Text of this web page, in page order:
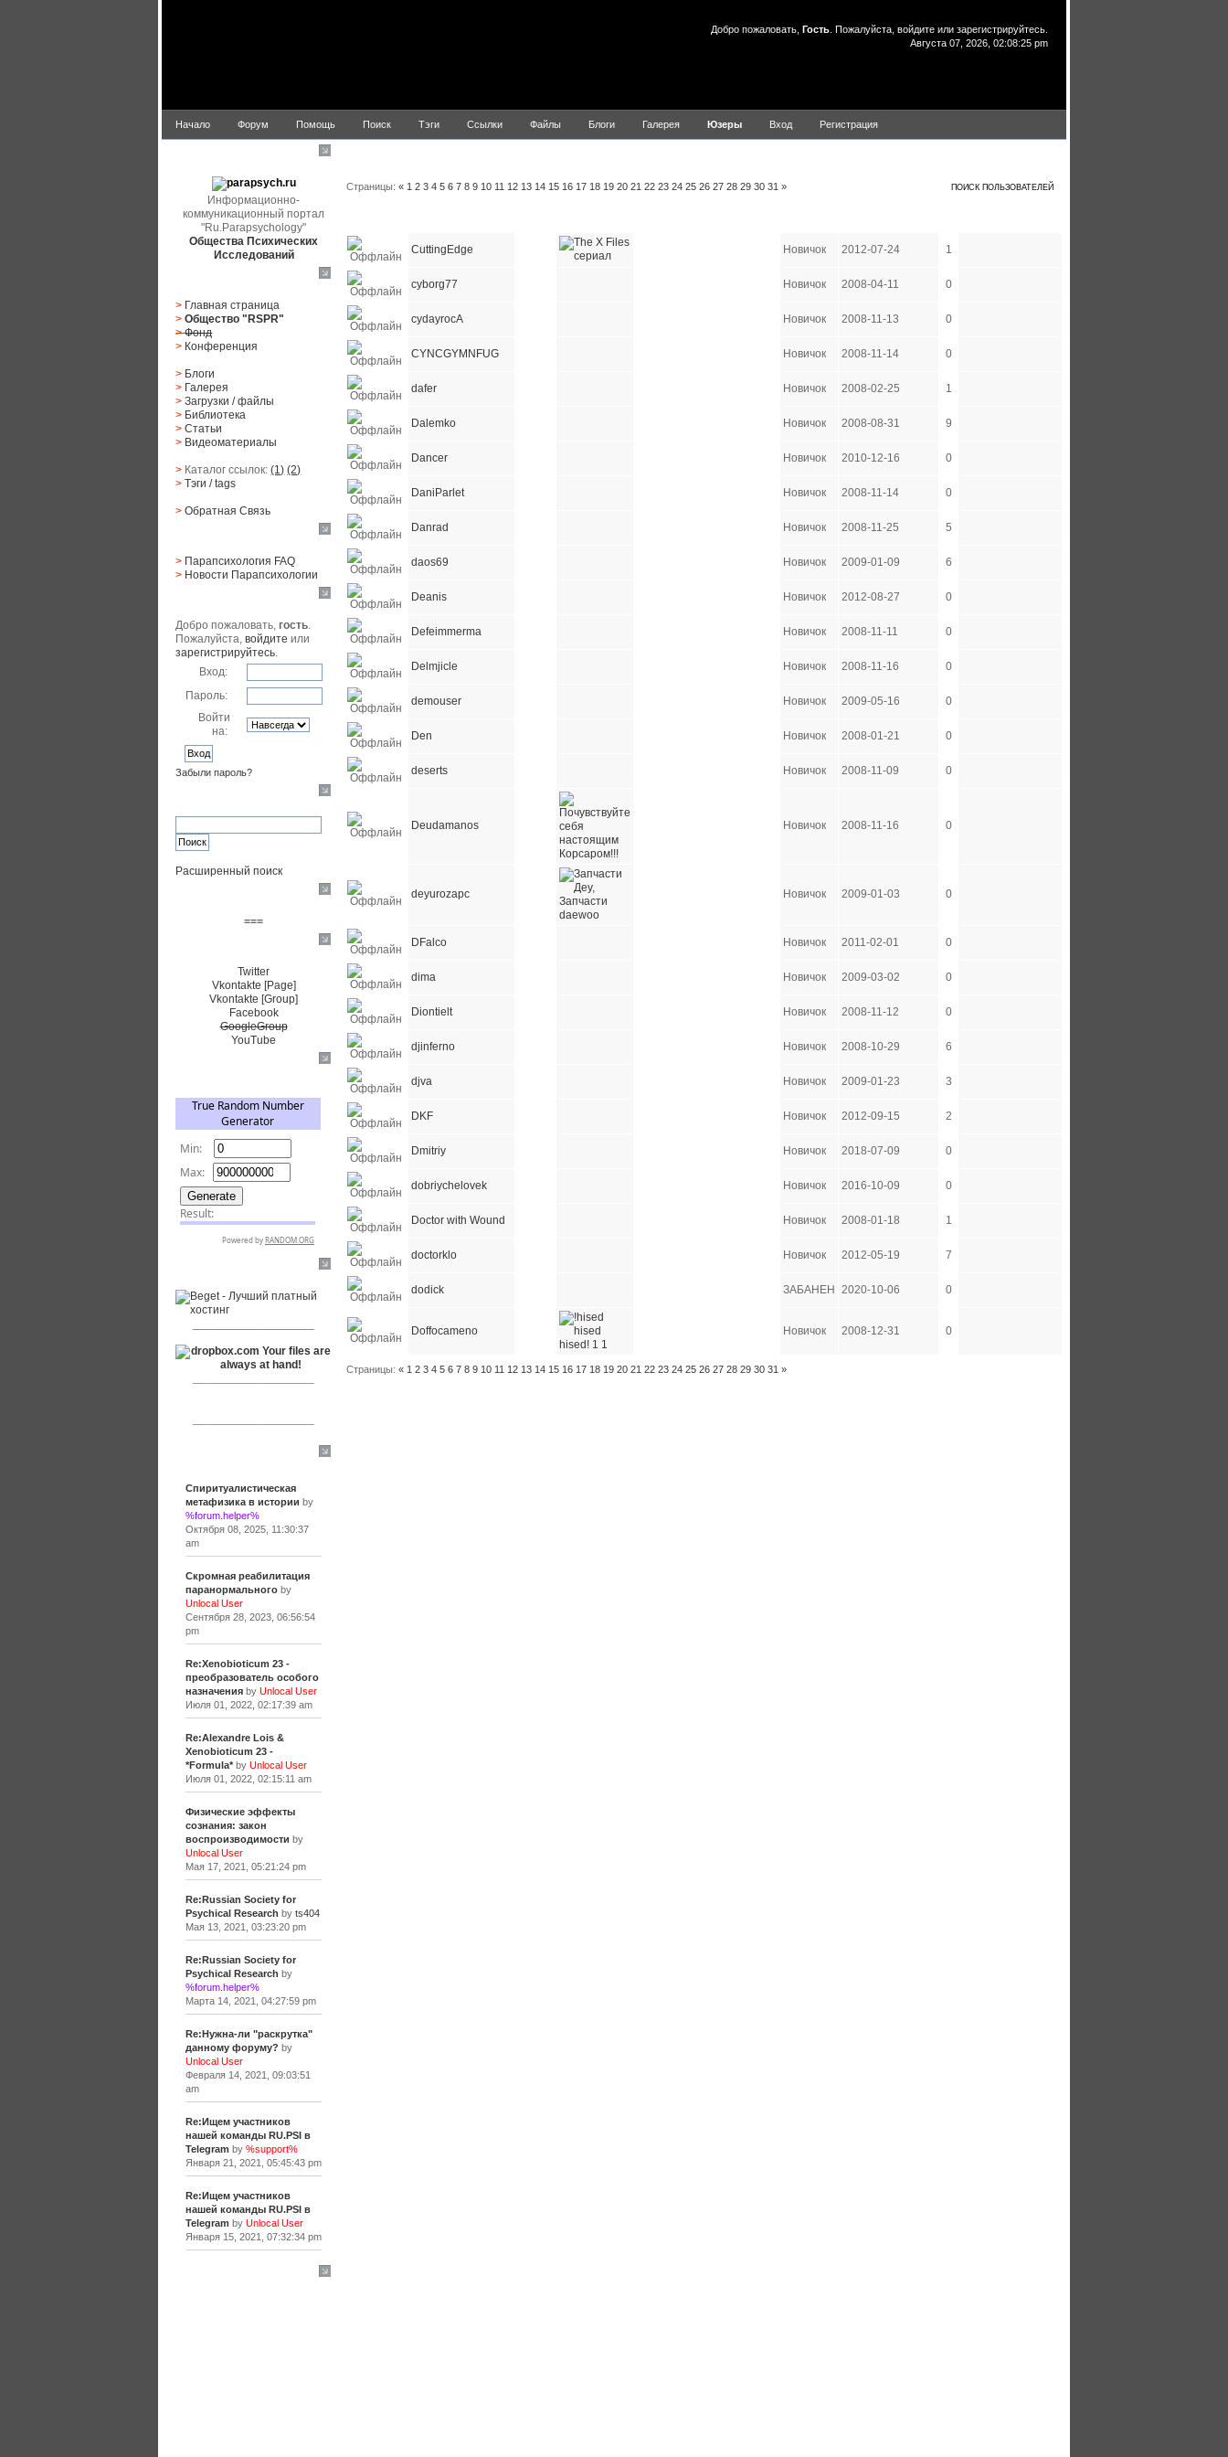
Добро пожаловать, Гость . Пожалуйста, войдите или зарегистрируйтесь
Августа 07, 2026, 02:08:25 pm
Начало Форум Помощь Поиск Тэги Ссылки Файлы Блоги Галерея Юзеры Вход Регистрация
Информационно-
коммуникационный портал
"Ru.Parapsychology"
Общества Психических
Исследований
> Главная страница
> Общество "RSPR"
> Фонд
> Конференция
> Блоги
> Галерея
> Загрузки/файлы
> Библиотека
> Статьи
> Видеоматериалы
> Каталог ссылок:(1) (2)
> Тэги/ tags
> Обратная Cвязь
> Парапсихология FAQ
> Новости Парапсихологии
Добро пожаловать,гость.
Пожалуйста,войдите или
зарегистрируйтесь.
Вход:
Пароль:
Войти
на:
Забыли пароль?
Расширенный поиск
===
Twitter
Vkontakte [Page]
Vkontakte [Group]
Facebook
GoogleGroup
YouTube
Спиритуалистическая
метафизика в истории by
%forum.helper%
Октября 08, 2025, 11:30:37
am
Скромная реабилитация
паранормальногоby
Unlocal User
Сентября 28, 2023, 06:56:54
pm
Re:Xenobioticum 23 -
преобразователь особого
назначенияby Unlocal User
Июля 01, 2022, 02:17:39 am
Re:Alexandre Lois &
Xenobioticum 23 -
*Formula*by Unlocal User
Июля 01, 2022, 02:15:11 am
Физические эффекты
сознания: закон
воспроизводимости by
Unlocal User
Мая 17, 2021, 05:21:24 pm
Re:Russian Society for
Psychical Research by ts404
Мая 13, 2021, 03:23:20 pm
Re:Russian Society for
Psychical Research by
%forum.helper%
Марта 14, 2021, 04:27:59 pm
Re:Нужна-ли "раскрутка"
данному форуму? by
Unlocal User
Февраля 14, 2021, 09:03:51
am
Re:Ищем участников
нашей команды RU.PSI в
Telegram by %support%
Января 21, 2021, 05:45:43 pm
Re:Ищем участников
нашей команды RU.PSI в
Telegram by Unlocal User
Января 15, 2021, 07:32:34 pm
ПОИСК ПОЛЬЗОВАТЕЛЕЙ
Страницы:« 1 2 3 4 5 6 7 8 9 10 11 12 13 14 15 16 17 18 19 20 21 22 23 24 25 26 27 28 29 30 31 »
CuttingEdge Новичок 2012-07-24 1
cyborg77 Новичок 2008-04-11 0
cydayrocA Новичок 2008-11-13 0
CYNCGYMNFUG Новичок 2008-11-14 0
dafer Новичок 2008-02-25 1
Dalemko Новичок 2008-08-31 9
Dancer Новичок 2010-12-16 0
DaniParlet Новичок 2008-11-14 0
Danrad Новичок 2008-11-25 5
daos69 Новичок 2009-01-09 6
Deanis Новичок 2012-08-27 0
Defeimmerma Новичок 2008-11-11 0
Delmjicle Новичок 2008-11-16 0
demouser Новичок 2009-05-16 0
Den Новичок 2008-01-21 0
deserts Новичок 2008-11-09 0
Deudamanos Новичок 2008-11-16 0
deyurozapc Новичок 2009-01-03 0
DFalco Новичок 2011-02-01 0
dima Новичок 2009-03-02 0
Diontielt Новичок 2008-11-12 0
djinferno Новичок 2008-10-29 6
djva Новичок 2009-01-23 3
DKF Новичок 2012-09-15 2
Dmitriy Новичок 2018-07-09 0
dobriychelovek Новичок 2016-10-09 0
Doctor with Wound Новичок 2008-01-18 1
doctorklo Новичок 2012-05-19 7
dodick ЗАБАНЕН 2020-10-06 0
Doffocameno Новичок 2008-12-31 0
Страницы:« 1 2 3 4 5 6 7 8 9 10 11 12 13 14 15 16 17 18 19 20 21 22 23 24 25 26 27 28 29 30 31 »